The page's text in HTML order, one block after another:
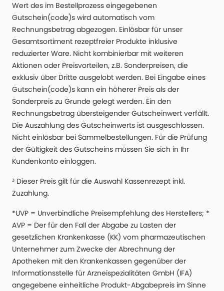
Wert des im Bestellprozess eingegebenen
Gutschein(code)s wird automatisch vom
Rechnungsbetrag abgezogen. Einlösbar für unser
Gesamtsortiment rezeptfreier Produkte inklusive
reduzierter Ware. Nicht kombinierbar mit weiteren
Aktionen oder Preisvorteilen, z.B. Sonderpreisen, die
exklusiv über Dritte ausgelobt werden. Bei Eingabe eines
Gutschein(code)s kann ein höherer Preis als der
Sonderpreis zu Grunde gelegt werden. Ein den
Rechnungsbetrag übersteigender Gutscheinwert verfällt.
Die Auszahlung des Gutscheinwerts ist ausgeschlossen.
Nicht einlösbar bei Sammelbestellungen. Für die Prüfung
der Gültigkeit des Gutscheins müssen Sie sich in Ihr
Kundenkonto einloggen.
³ Dieser Preis gilt für die Auswahl Kassenrezept inkl.
Zuzahlung.
*UVP = Unverbindliche Preisempfehlung des Herstellers; *
AVP = Der für den Fall der Abgabe zu Lasten der
gesetzlichen Krankenkasse (KK) vom pharmazeutischen
Unternehmer zum Zwecke der Abrechnung der
Apotheken mit den Krankenkassen gegenüber der
Informationsstelle für Arzneispezialitäten GmbH (IFA)
angegebene einheitliche Produkt-Abgabepreis im Sinne